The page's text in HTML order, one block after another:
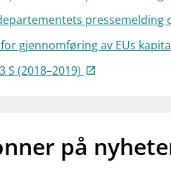
pressemelding
gjennomføring av EUs
S (2018–2019)
på